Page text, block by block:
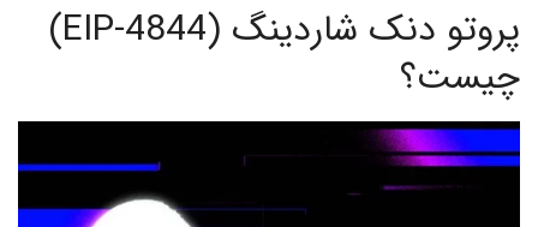
پروتو دنک شاردینگ (EIP-4844)
چیست؟